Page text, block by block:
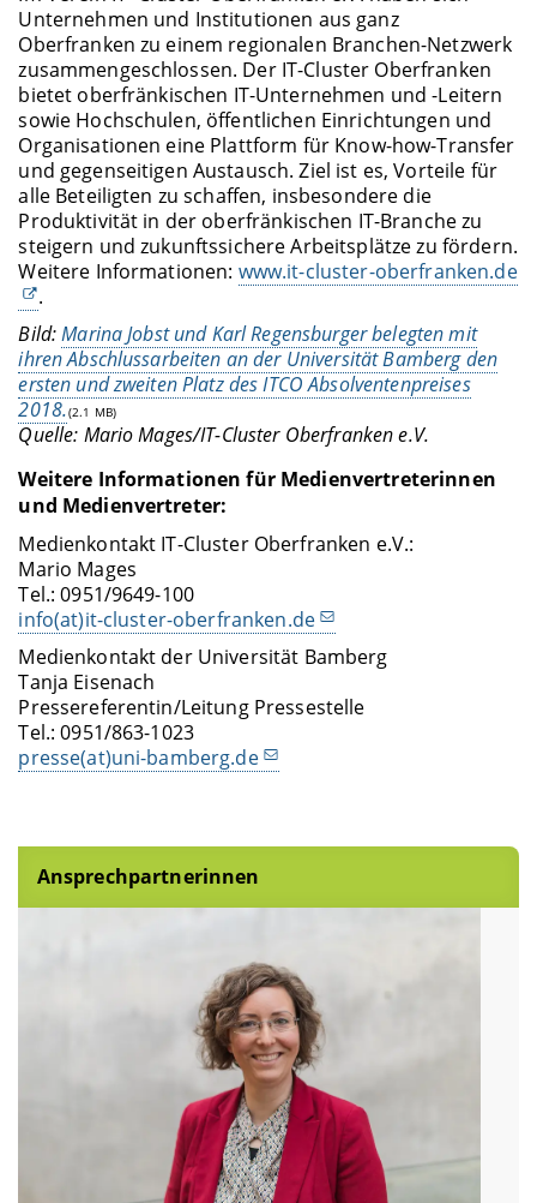
Unternehmen und Institutionen aus ganz
Oberfranken zu einem regionalen Branchen-Netzwerk
zusammengeschlossen. Der IT-Cluster Oberfranken
bietet oberfränkischen IT-Unternehmen und -Leitern
sowie Hochschulen, öffentlichen Einrichtungen und
Organisationen eine Plattform für Know-how-Transfer
und gegenseitigen Austausch. Ziel ist es, Vorteile für
alle Beteiligten zu schaffen, insbesondere die
Produktivität in der oberfränkischen IT-Branche zu
steigern und zukunftssichere Arbeitsplätze zu fördern.
Weitere Informationen: www.it-cluster-oberfranken.de
.
Bild:Marina Jobst und Karl Regensburger belegten mit
ihren Abschlussarbeiten an der Universität Bamberg den
ersten und zweiten Platz des ITCO Absolventenpreises
2018.(2.1 MB)
Quelle: Mario Mages/IT-Cluster Oberfranken e.V.
Weitere Informationen für Medienvertreterinnen
und Medienvertreter:
Medienkontakt IT-Cluster Oberfranken e.V.:
Mario Mages
Tel.: 0951/9649-100
info(at)it-cluster-oberfranken.de
Medienkontakt der Universität Bamberg
Tanja Eisenach
Pressereferentin/Leitung Pressestelle
Tel.: 0951/863-1023
presse(at)uni-bamberg.de
Ansprechpartnerinnen